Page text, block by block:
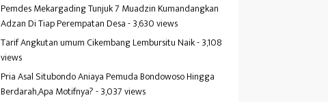
Pemdes Mekargading Tunjuk 7 Muadzin Kumandangkan
Adzan Di Tiap Perempatan Desa- 3,630 views
Tarif Angkutan umum Cikembang Lembursitu Naik- 3,108
views
Pria Asal Situbondo Aniaya Pemuda Bondowoso Hingga
Berdarah,Apa Motifnya?- 3,037 views